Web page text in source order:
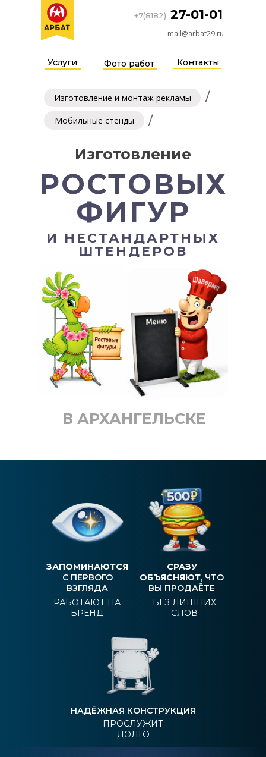
Услуги Фото работ Контакты
mail@arbat29.ru
27-01-01
+7(8182)
/
Изготовление и монтаж рекламы
/
Мобильные стенды
РОСТОВЫХ
ФИГУР
И НЕСТАНДАРТНЫХ
ШТЕНДЕРОВ
В АРХАНГЕЛЬСКЕ
Изготовление
ЗАПОМИНАЮТСЯ
С ПЕРВОГО
ВЗГЛЯДА
РАБОТАЮТ НА
БРЕНД
БЕЗ ЛИШНИХ
СЛОВ
ПРОСЛУЖИТ
ДОЛГО
СРАЗУ
ОБЪЯСНЯЮТ, ЧТО
ВЫ ПРОДАЁТЕ
НАДЁЖНАЯ КОНСТРУКЦИЯ